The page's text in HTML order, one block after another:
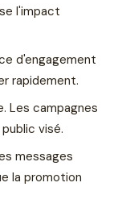
l'impact
d'engagement
rapidement.
Les campagnes
visé.
messages
la promotion